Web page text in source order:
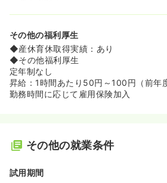
その他の福利厚生
◆産休育休取得実績：あり
◆その他福利厚生
定年制なし
昇給：1時間あたり50円～100円（前年
勤務時間に応じて雇用保険加入
その他の就業条件
試用期間